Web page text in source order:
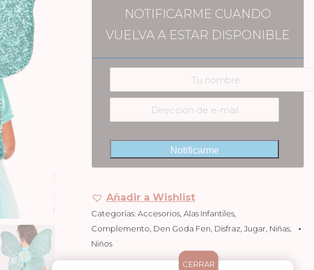
NOTIFICARME CUANDO
VUELVA A ESTAR DISPONIBLE
Notificarme
Añadir a Wishlist
Categorías: Accesorios Alas Infantiles
Complemento Den Goda Fen Disfraz Jugar Niñas
Niños
SKU:DGF-020-002 CERRAR